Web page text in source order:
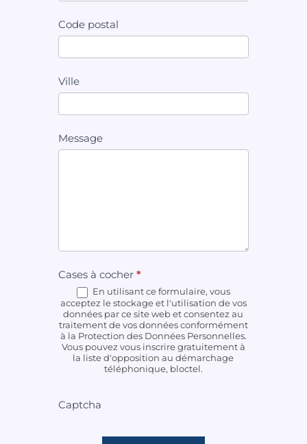
Code postal
Ville
Message
Cases à cocher *
En utilisant ce formulaire, vous
acceptez le stockage et l'utilisation de vos
données par ce site web et consentez au
traitement de vos données conformément
à la Protection des Données Personnelles.
Vous pouvez vous inscrire gratuitement à
la liste d'opposition au démarchage
téléphonique, bloctel.
Captcha